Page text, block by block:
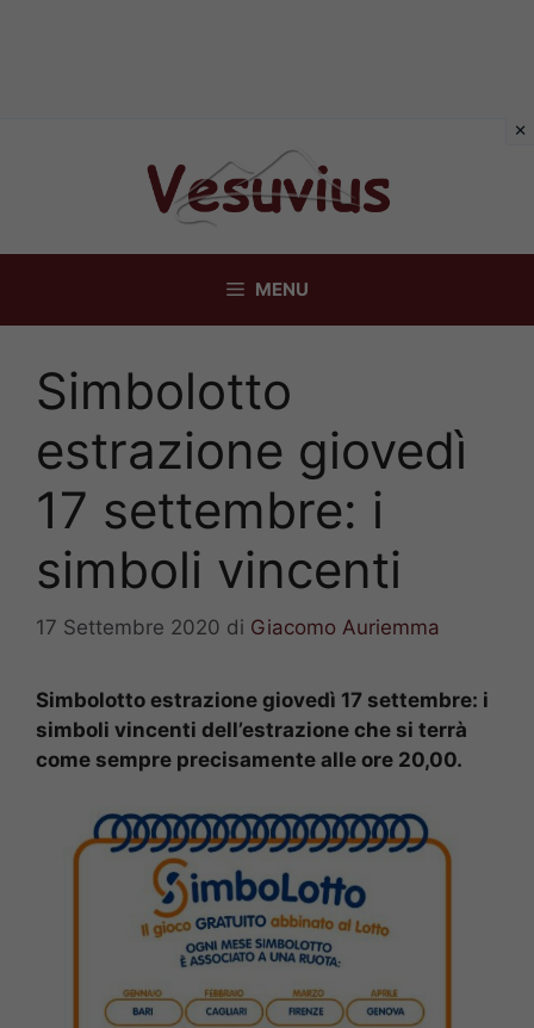
MENU
Simbolotto
estrazione giovedì
17 settembre: i
simboli vincenti
17 Settembre 2020 di Giacomo Auriemma
Simbolotto estrazione giovedì 17 settembre: i
simboli vincenti dell’estrazione che si terrà
come sempre precisamente alle ore 20,00.